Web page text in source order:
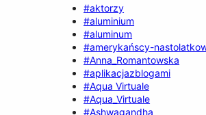
#aktorzy
#aluminium
#aluminum
#amerykańscy-
#Anna_Romantowska
#aplikacjazblogami
#Aqua Virtuale
#Aqua_Virtuale
#Ashwagandha